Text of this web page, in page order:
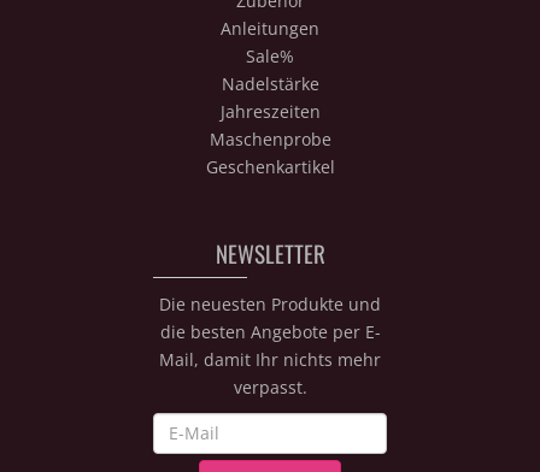
Anleitungen
Sale%
Nadelstärke
Jahreszeiten
Maschenprobe
Geschenkartikel
NEWSLETTER
Die neuesten Produkte und
die besten Angebote per E-
Mail, damit Ihr nichts mehr
verpasst.